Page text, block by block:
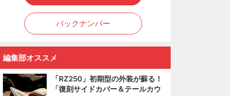
バックナンバー
編集部オススメ
「RZ250」初期型の外装が蘇る！
「復刻サイドカバー＆テールカウ